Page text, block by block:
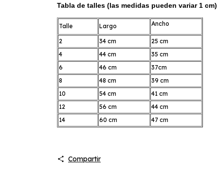
Tabla de talles (las medidas pueden variar 1 cm)
Talle Largo Ancho
2 34 cm
25 cm
4
44 cm
35 cm
6
46 cm
37cm
8
48 cm
39 cm
10
54 cm
41 cm
12
56 cm
44 cm
14
60 cm 47 cm
Compartir